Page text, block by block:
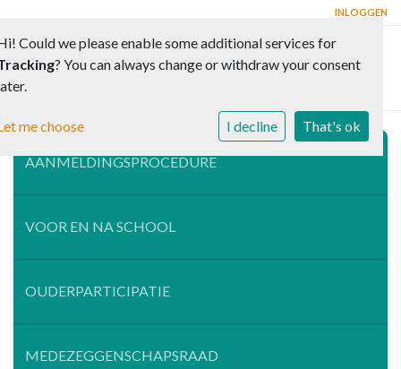
INLOGGEN
Toggle
AANMELDINGSPROCEDURE
VOOR EN NA SCHOOL
OUDERPARTICIPATIE
MEDEZEGGENSCHAPSRAAD
Could we please enable some additional services for
? You can always change or withdraw your consent
me choose I decline That's ok